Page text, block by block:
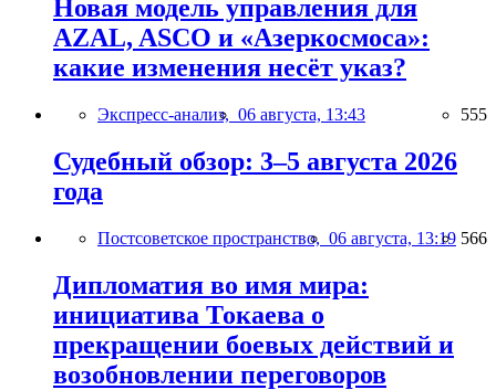
Новая модель управления для
AZAL, ASCO и «Азеркосмоса»:
какие изменения несёт указ?
Экспресс-анализ, 06 августа, 13:43 555
Судебный обзор: 3–5 августа 2026
года
Постсоветское пространство, 06 августа, 13:19 566
Дипломатия во имя мира:
инициатива Токаева о
прекращении боевых действий и
возобновлении переговоров